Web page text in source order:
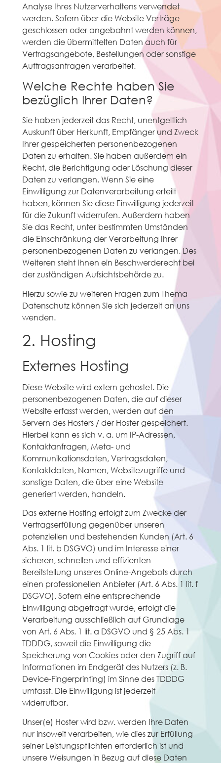
Analyse Ihres Nutzerverhaltens verwendet
werden. Sofern über die Website Verträge
geschlossen oder angebahnt werden können,
werden die übermittelten Daten auch für
Vertragsangebote, Bestellungen oder sonstige
Auftragsanfragen verarbeitet.
Welche Rechte haben Sie
bezüglich Ihrer Daten?
Sie haben jederzeit das Recht, unentgeltlich
Auskunft über Herkunft, Empfänger und Zweck
Ihrer gespeicherten personenbezogenen
Daten zu erhalten. Sie haben außerdem ein
Recht, die Berichtigung oder Löschung dieser
Daten zu verlangen. Wenn Sie eine
Einwilligung zur Datenverarbeitung erteilt
haben, können Sie diese Einwilligung jederzeit
für die Zukunft widerrufen. Außerdem haben
Sie das Recht, unter bestimmten Umständen
die Einschränkung der Verarbeitung Ihrer
personenbezogenen Daten zu verlangen. Des
Weiteren steht Ihnen ein Beschwerderecht bei
der zuständigen Aufsichtsbehörde zu.
Hierzu sowie zu weiteren Fragen zum Thema
Datenschutz können Sie sich jederzeit an uns
wenden.
2. Hosting
Externes Hosting
Diese Website wird extern gehostet. Die
personenbezogenen Daten, die auf dieser
Website erfasst werden, werden auf den
Servern des Hosters / der Hoster gespeichert.
Hierbei kann es sich v. a. um IP-Adressen,
Kontaktanfragen, Meta- und
Kommunikationsdaten, Vertragsdaten,
Kontaktdaten, Namen, Websitezugriffe und
sonstige Daten, die über eine Website
generiert werden, handeln.
Das externe Hosting erfolgt zum Zwecke der
Vertragserfüllung gegenüber unseren
potenziellen und bestehenden Kunden (Art. 6
Abs. 1 lit. b DSGVO) und im Interesse einer
sicheren, schnellen und effizienten
Bereitstellung unseres Online-Angebots durch
einen professionellen Anbieter (Art. 6 Abs. 1 lit. f
DSGVO). Sofern eine entsprechende
Einwilligung abgefragt wurde, erfolgt die
Verarbeitung ausschließlich auf Grundlage
von Art. 6 Abs. 1 lit. a DSGVO und § 25 Abs. 1
TDDDG, soweit die Einwilligung die
Speicherung von Cookies oder den Zugriff auf
Informationen im Endgerät des Nutzers (z. B.
Device-Fingerprinting) im Sinne des TDDDG
umfasst. Die Einwilligung ist jederzeit
widerrufbar.
Unser(e) Hoster wird bzw. werden Ihre Daten
nur insoweit verarbeiten, wie dies zur Erfüllung
seiner Leistungspflichten erforderlich ist und
unsere Weisungen in Bezug auf diese Daten